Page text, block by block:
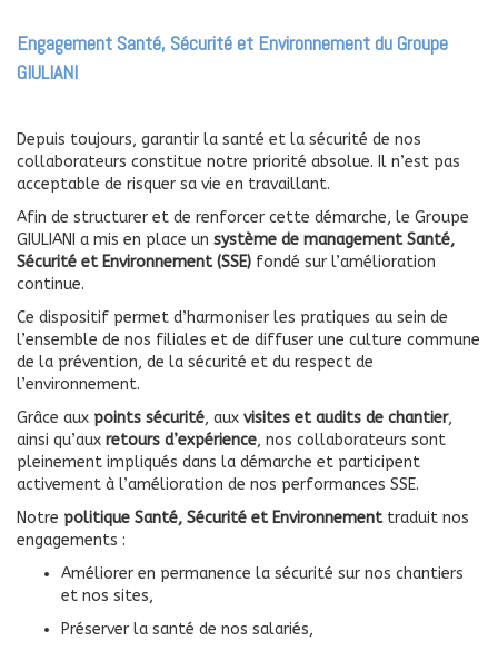
Engagement Santé, Sécurité et Environnement du Groupe
GIULIANI
Depuis toujours, garantir la santé et la sécurité de nos
collaborateurs constitue notre priorité absolue. Il n’est pas
acceptable de risquer sa vie en travaillant.
Afin de structurer et de renforcer cette démarche, le Groupe
GIULIANI a mis en place un système de management Santé,
Sécurité et Environnement (SSE) fondé sur l’amélioration
continue.
Ce dispositif permet d’harmoniser les pratiques au sein de
l’ensemble de nos filiales et de diffuser une culture commune
de la prévention, de la sécurité et du respect de
l’environnement.
Grâce aux points sécurité, aux visites et audits de chantier,
ainsi qu’aux retours d’expérience, nos collaborateurs sont
pleinement impliqués dans la démarche et participent
activement à l’amélioration de nos performances SSE.
Notre politique Santé, Sécurité et Environnementtraduit nos
engagements :
Améliorer en permanence la sécurité sur nos chantiers
et nos sites,
Préserver la santé de nos salariés,